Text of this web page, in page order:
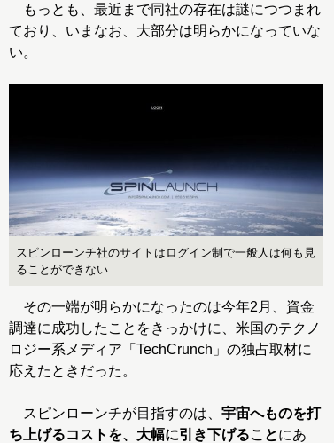
もっとも、最近まで同社の存在は謎につつまれ
ており、いまなお、大部分は明らかになっていな
い。
スピンローンチ社のサイトはログイン制で一般人は何も見
ることができない
その一端が明らかになったのは今年2月、資金
調達に成功したことをきっかけに、米国のテクノ
ロジー系メディア「TechCrunch」の独占取材に
応えたときだった。
スピンローンチが目指すのは、 宇宙へものを打
ち上げるコストを、大幅に引き下げることにあ